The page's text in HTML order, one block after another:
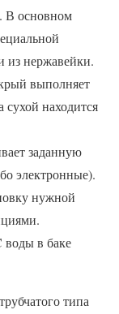
В основном
из нержавейки.
выполняет
находится
заданную
электронные).
нужной
воды в баке
типа